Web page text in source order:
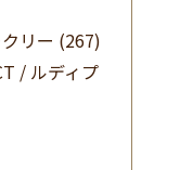
リー (267)
/ ルディプ